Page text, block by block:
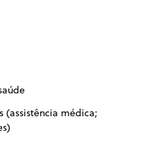
(assistência médica;